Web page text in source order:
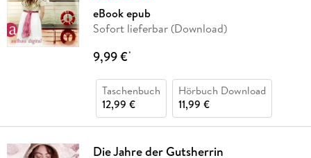
eBook epub
Sofort lieferbar (Download)
9,99 €*
Taschenbuch
12,99 €
Hörbuch Download
11,99 €
Die Jahre der Gutsherrin